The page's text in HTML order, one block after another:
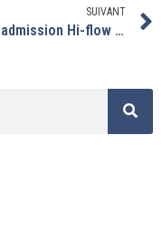
SUIVANT
Pipe d’admission Hi-flow special combi…